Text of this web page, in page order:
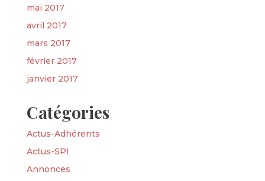
mai 2017
avril 2017
mars 2017
février 2017
janvier 2017
Catégories
Actus-Adhérents
Actus-SPI
Annonces